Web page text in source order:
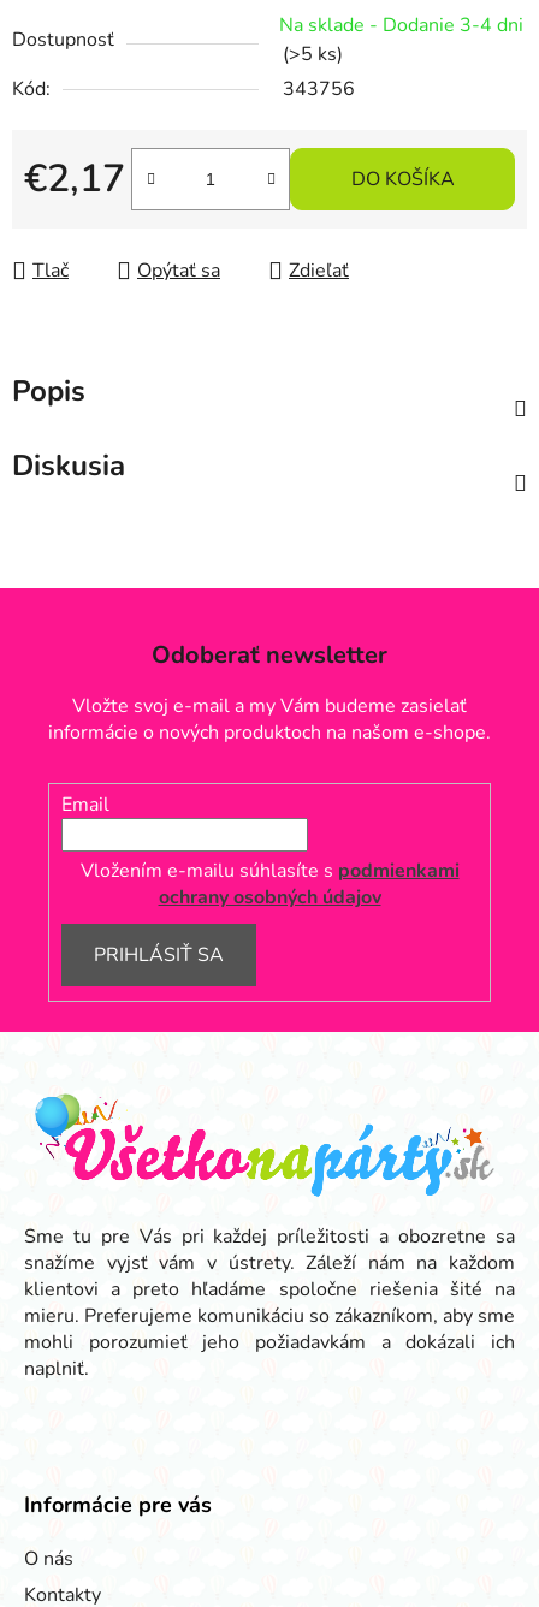
Dostupnosť
Na sklade - Dodanie 3-4 dni
(>5 ks)
Kód:
343756
€2,17
Jednotková cena:
DO KOŠÍKA
Tlač Opýtať sa Zdieľať
Popis
Diskusia
Odoberať newsletter
Vložte svoj e-mail a my Vám budeme zasielať
informácie o nových produktoch na našom e-shope.
Email
Vložením e-mailu súhlasíte s podmienkami
ochrany osobných údajov
PRIHLÁSIŤ SA
Z
Sme tu pre Vás pri každej príležitosti a obozretne sa
snažíme vyjsť vám v ústrety. Záleží nám na každom
klientovi a preto hľadáme spoločne riešenia šité na
mieru. Preferujeme komunikáciu so zákazníkom, aby sme
mohli porozumieť jeho požiadavkám a dokázali ich
naplniť.
Informácie pre vás
O nás
Kontakty